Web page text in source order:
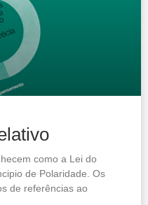
como a Lei do
de Polaridade. Os
de referências ao